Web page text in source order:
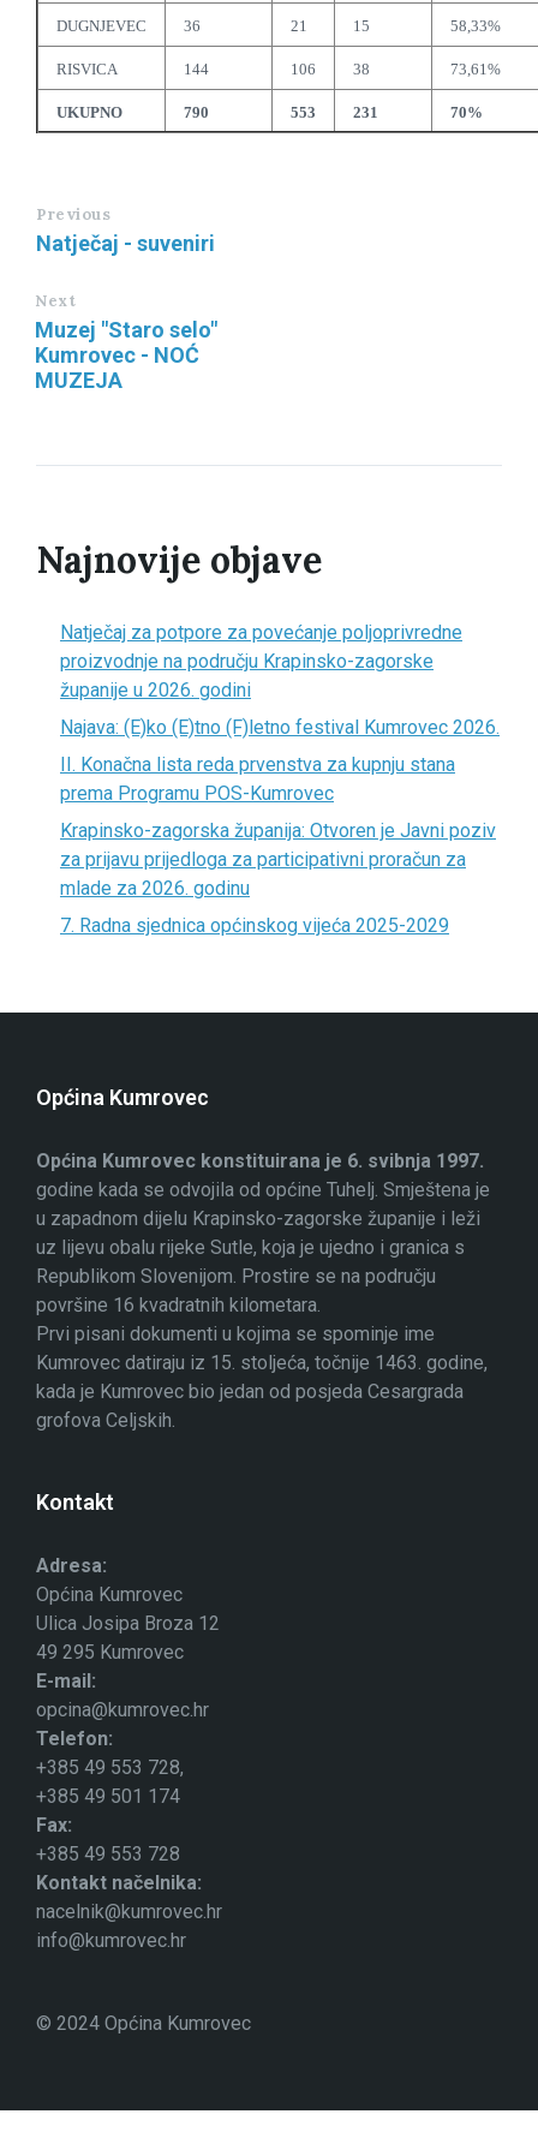
DUGNJEVEC 36 21 15 58,33%
RISVICA 144 106 38 73,61%
UKUPNO 790 553 231 70%
Previous
Natječaj - suveniri
Next
Muzej "Staro selo"
Kumrovec - NOĆ
MUZEJA
Najnovije objave
Natječaj za potpore za povećanje poljoprivredne
proizvodnje na području Krapinsko-zagorske
županije u 2026. godini
Najava: (E)ko (E)tno (F)letno festival Kumrovec 2026.
II. Konačna lista reda prvenstva za kupnju stana
prema Programu POS-Kumrovec
Krapinsko-zagorska županija: Otvoren je Javni poziv
za prijavu prijedloga za participativni proračun za
mlade za 2026. godinu
7. Radna sjednica općinskog vijeća 2025-2029
Općina Kumrovec
Općina Kumrovec konstituirana je 6. svibnja 1997.
godine kada se odvojila od općine Tuhelj. Smještena je
u zapadnom dijelu Krapinsko-zagorske županije i leži
uz lijevu obalu rijeke Sutle, koja je ujedno i granica s
Republikom Slovenijom. Prostire se na području
površine 16 kvadratnih kilometara.
Prvi pisani dokumenti u kojima se spominje ime
Kumrovec datiraju iz 15. stoljeća, točnije 1463. godine,
kada je Kumrovec bio jedan od posjeda Cesargrada
grofova Celjskih.
Kontakt
Adresa:
Općina Kumrovec
Ulica Josipa Broza 12
49 295 Kumrovec
E-mail:
opcina@kumrovec.hr
Telefon:
+385 49 553 728,
+385 49 501 174
Fax:
+385 49 553 728
Kontakt načelnika:
nacelnik@kumrovec.hr
info@kumrovec.hr
© 2024 Općina Kumrovec